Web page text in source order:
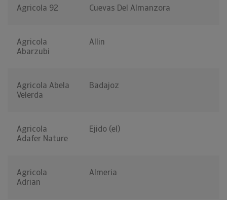
Agricola 92 Cuevas Del Almanzora
Agricola
Abarzubi
Allin
Agricola Abela
Velerda
Badajoz
Agricola
Adafer Nature
Ejido (el)
Agricola
Adrian
Almeria